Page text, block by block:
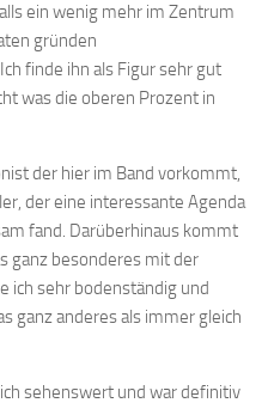
ein wenig mehr im Zentrum
gründen
finde ihn als Figur sehr gut
was die oberen Prozent in
der hier im Band vorkommt,
der eine interessante Agenda
fand. Darüberhinaus kommt
ganz besonderes mit der
ich sehr bodenständig und
ganz anderes als immer gleich
sehenswert und war definitiv